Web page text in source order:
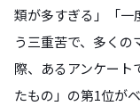
類が多すぎる」「一
う三重苦で、多くの
際、あるアンケート
たもの」の第1位が